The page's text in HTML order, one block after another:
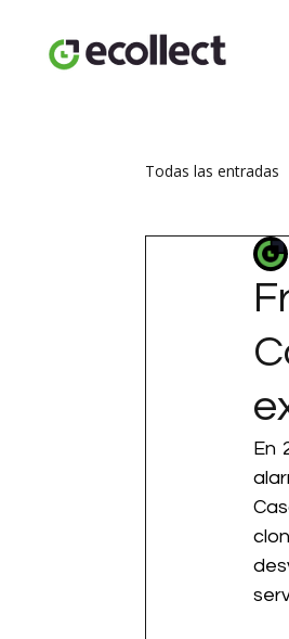
Todas las entradas
Seguridad
En